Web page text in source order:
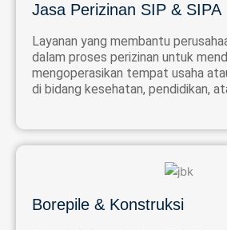
Jasa Perizinan SIP & SIPA
Layanan yang membantu
dalam proses perizinan untuk
mengoperasikan tempat usaha
di bidang kesehatan, pendidikan,
Borepile & Konstruksi